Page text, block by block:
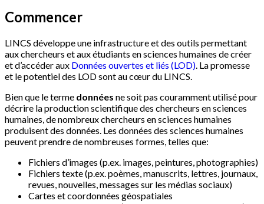
Commencer
LINCS développe une infrastructure et des outils permettant
aux chercheurs et aux étudiants en sciences humaines de créer
et d’accéder aux Données ouvertes et liés (LOD). La promesse
et le potentiel des LOD sont au cœur du LINCS.
Bien que le terme données ne soit pas couramment utilisé pour
décrire la production scientifique des chercheurs en sciences
humaines, de nombreux chercheurs en sciences humaines
produisent des données. Les données des sciences humaines
peuvent prendre de nombreuses formes, telles que:
Fichiers d’images (p.ex. images, peintures, photographies)
Fichiers texte (p.ex. poèmes, manuscrits, lettres, journaux,
revues, nouvelles, messages sur les médias sociaux)
Cartes et coordonnées géospatiales